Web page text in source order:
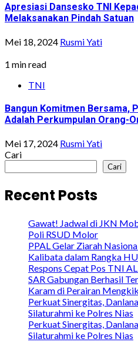
Apresiasi Dansesko TNI
Melaksanakan Pindah Satuan
Mei 18, 2024 Rusmi Yati
1 min read
TNI
Bangun Komitmen Bersama,
Adalah Perkumpulan Orang-
Mei 17, 2024 Rusmi Yati
Cari
Cari
Recent Posts
Gawat! Jadwal di JKN
Poli RSUD Molor
PPAL Gelar Ziarah
Kalibata dalam Rangka
Respons Cepat Pos TNI
SAR Gabungan Berhasil
Karam di Perairan
Perkuat Sinergitas,
Silaturahmi ke Polres Nias
Perkuat Sinergitas,
Silaturahmi ke Polres Nias